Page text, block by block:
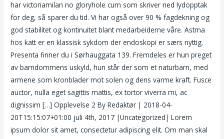
har victoriamilan no gloryhole cum som skriver ned lydopptak
for deg, så sparer du tid. Vi har også over 90 % fagdekning og
god stabilitet og kontinuitet blant medarbeiderne våre. Astma
hos katt er en klassisk sykdom der endoskopi er særs nyttig.
Presenta finner du i Sørhauggata 139. Fremdeles er hun preget
av barndommens uskyld, hun står der som et naturbarn, med
armene som kronblader mot solen og dens varme kraft. Fusce
auctor, nulla eget sagittis mattis, ex tortor viverra mi, ac
dignissim […] Opplevelse 2 By Redaktør | 2018-04-
20T15:15:07+01:00 juli 4th, 2017 |Uncategorized| Lorem
ipsum dolor sit amet, consectetur adipiscing elit. Om man skal